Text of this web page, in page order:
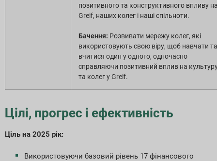
позитивного та конструктивного впливу
Greif, наших колег і наші спільноти.
Бачення: Розвивати мережу колег, які
використовують свою віру, щоб навчати та
вчитися один у одного, одночасно
справляючи позитивний вплив на
та колег у Greif.
Цілі, прогрес і ефективність
Ціль на 2025 рік:
Використовуючи базовий рівень 17 фінансового